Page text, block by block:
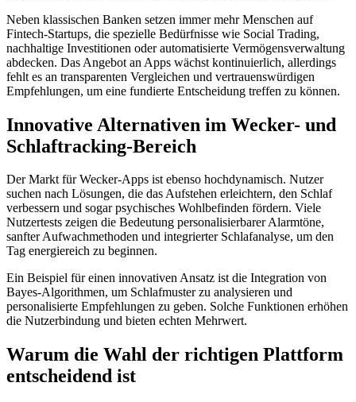
Neben klassischen Banken setzen immer mehr Menschen auf
Fintech-Startups, die spezielle Bedürfnisse wie Social Trading,
nachhaltige Investitionen oder automatisierte Vermögensverwaltung
abdecken. Das Angebot an Apps wächst kontinuierlich, allerdings
fehlt es an transparenten Vergleichen und vertrauenswürdigen
Empfehlungen, um eine fundierte Entscheidung treffen zu können.
Innovative Alternativen im Wecker- und
Schlaftracking-Bereich
Der Markt für Wecker-Apps ist ebenso hochdynamisch. Nutzer
suchen nach Lösungen, die das Aufstehen erleichtern, den Schlaf
verbessern und sogar psychisches Wohlbefinden fördern. Viele
Nutzertests zeigen die Bedeutung personalisierbarer Alarmtöne,
sanfter Aufwachmethoden und integrierter Schlafanalyse, um den
Tag energiereich zu beginnen.
Ein Beispiel für einen innovativen Ansatz ist die Integration von
Bayes-Algorithmen, um Schlafmuster zu analysieren und
personalisierte Empfehlungen zu geben. Solche Funktionen erhöhen
die Nutzerbindung und bieten echten Mehrwert.
Warum die Wahl der richtigen Plattform
entscheidend ist